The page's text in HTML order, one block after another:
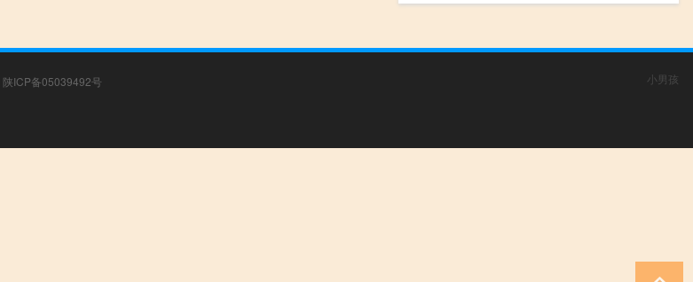
陕ICP备05039492号
小男孩